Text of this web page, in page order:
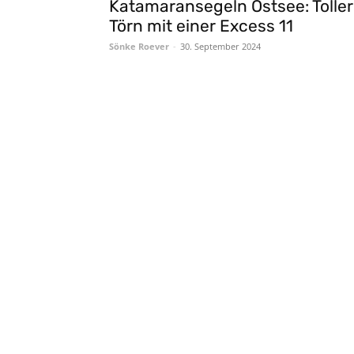
Katamaransegeln Ostsee: Toller
Törn mit einer Excess 11
Sönke Roever - 30. September 2024